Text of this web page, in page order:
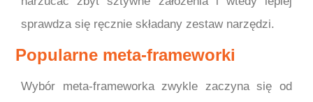
sprawdza się ręcznie składany zestaw narzędzi.
Popularne meta-frameworki
Wybór meta-frameworka zwykle zaczyna się od